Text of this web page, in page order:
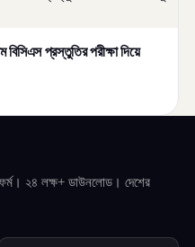
প্রস্তুতির পরীক্ষা দিয়ে
২৪ লক্ষ+ ডাউনলোড। দেশের